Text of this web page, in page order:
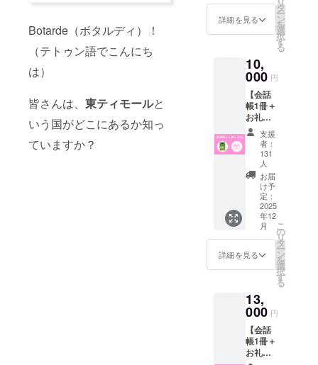
Botarde（ボタルディ）！
（テトゥン語でこんにち
は）
皆さんは、 東ティモールと
いう国がどこにあるか知っ
ていますか？
りま
す。 ※
欄】
に、
【会話
帳に掲
載する
お名前
（15文
字以
内）】
をご記
入くだ
さい。
※料理は
「ミ
ダール
シーン
ファ
ヒ」
の甘酸
煮）と
「アグ
アサー
ル イカ
ン」
（魚の
・完成
報告会
世界の
ごちそ
う博物
館との
コラ
ボ！
「レト
ルト
版・東
ティ
モール
の伝統
料理2
種」 ※
画像に
ある会
サンプ
ルで
デザイ
ンが変
更とな
る可能
性があ
りま
似た
キャラ
す。 ・
お礼メ
ニュー
（感謝
のメー
ル、制
作活動
報告
メー
ル、会
話帳に
お名前
掲載）
・『旅
の指さ
し会話
ティ
モー
ル』1冊
報告会
（オン
ライ
ン） ・
『旅の
指さし
のメー
ル ・制
作活動
報告
（月1回
以上）
・会話
帳内で
お名前
掲載
※『旅の
指さし
会話帳
東ティ
モー
ル』は
付きま
せん ※
以降、
このリ
ターン
は「お
記しま
す。 ※
必ず、
【備考
欄】
に、
詳細を見る
タ
ー
ン
を
選
択
す
る
10,
000 円
【会話
帳1冊＋
お礼】
お礼の
メ
ニュー
に加え
て、会
話帳1冊
をお送
りしま
す。 ・
お礼メ
ニュー
（感謝
報告
メー
ル、会
話帳に
お名前
掲載）
支援
者：
131
人
お届
け予
定：
2025
年12
月
詳細を見る
こ
の
リ
タ
ー
ン
を
選
択
す
る
13,
000 円
【会話
帳1冊＋
お礼＋